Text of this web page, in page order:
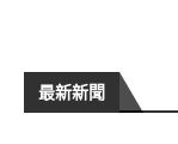
最新新聞